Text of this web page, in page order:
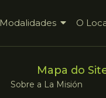
Modalidades O
Mapa do
Sobre a La Misión